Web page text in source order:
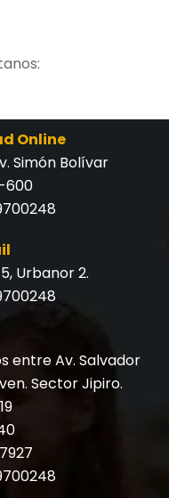
Online
Simón Bolívar
600
Urbanor 2.
entre Av. Salvador
Sector Jipiro.